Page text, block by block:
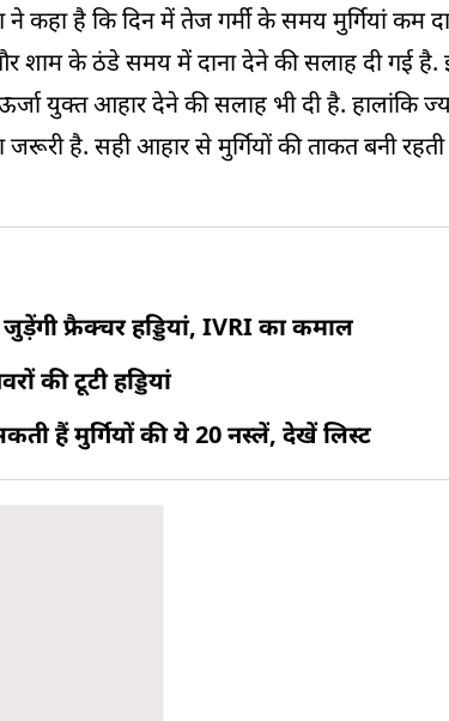
कहा है कि दिन में तेज गर्मी के समय मुर्गियां कम
शाम के ठंडे समय में दाना देने की सलाह दी गई है.
युक्त आहार देने की सलाह भी दी है. हालांकि
है. सही आहार से मुर्गियों की ताकत बनी
फ्रैक्चर हड्डियां, IVRI का कमाल
की टूटी हड्डियां
हैं मुर्गियों की ये 20 नस्लें, देखें लिस्ट